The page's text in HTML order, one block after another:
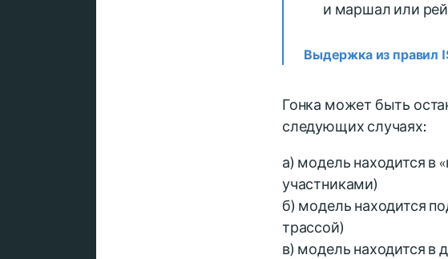
и маршал или
Выдержка из правил
Гонка может быть
следующих случаях:
а) модель находится в
участниками)
б) модель находится
трассой)
в) модель находится в